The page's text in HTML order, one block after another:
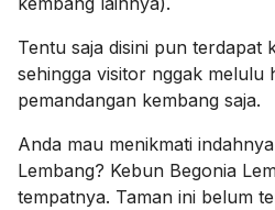
Tentu saja disini pun terdapat
sehingga visitor nggak melulu
pemandangan kembang saja.
Anda mau menikmati
Lembang? Kebun Begonia
tempatnya. Taman ini belum